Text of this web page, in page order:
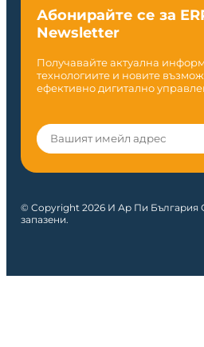
Абонирайте се за
Newsletter
Получавайте актуална
технологиите и новите
ефективно дигитално
© Copyright 2026 И Ар Пи България
запазени.